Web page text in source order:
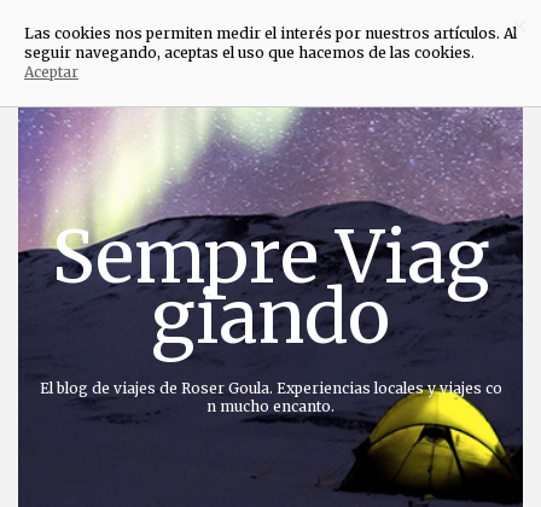
Saltar
contenido
Sempre Viag
giando
El blog de viajes de Roser Goula. Experiencias locales y viajes co
n mucho encanto.
×
Las cookies nos permiten medir el interés por nuestros artículos. Al
seguir navegando, aceptas el uso que hacemos de las cookies.
Aceptar